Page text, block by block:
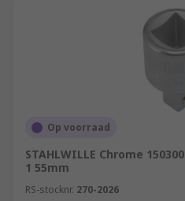
Op voorraad
STAHLWILLE Chrome
1 55mm
RS-stocknr. 270-2026